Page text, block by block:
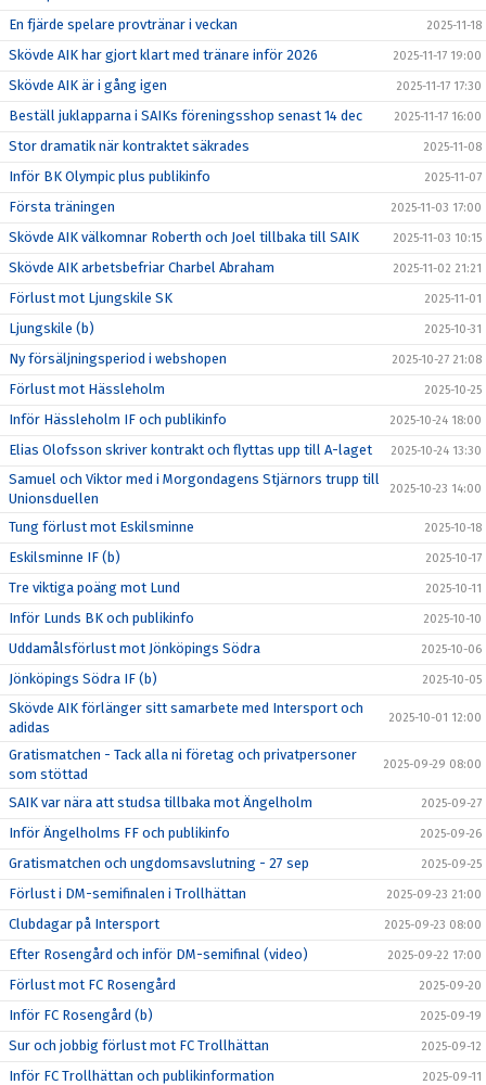
En fjärde spelare provtränar i veckan 2025-11-18
Skövde AIK har gjort klart med tränare inför 2026 2025-11-17 19:00
Skövde AIK är i gång igen 2025-11-17 17:30
Beställ juklapparna i SAIKs föreningsshop senast 14 dec 2025-11-17 16:00
Stor dramatik när kontraktet säkrades 2025-11-08
Inför BK Olympic plus publikinfo 2025-11-07
Första träningen 2025-11-03 17:00
Skövde AIK välkomnar Roberth och Joel tillbaka till SAIK 2025-11-03 10:15
Skövde AIK arbetsbefriar Charbel Abraham 2025-11-02 21:21
Förlust mot Ljungskile SK 2025-11-01
Ljungskile (b) 2025-10-31
Ny försäljningsperiod i webshopen 2025-10-27 21:08
Förlust mot Hässleholm 2025-10-25
Inför Hässleholm IF och publikinfo 2025-10-24 18:00
Elias Olofsson skriver kontrakt och flyttas upp till A-laget 2025-10-24 13:30
Samuel och Viktor med i Morgondagens Stjärnors trupp till
Unionsduellen
2025-10-23 14:00
Tung förlust mot Eskilsminne 2025-10-18
Eskilsminne IF (b) 2025-10-17
Tre viktiga poäng mot Lund 2025-10-11
Inför Lunds BK och publikinfo 2025-10-10
Uddamålsförlust mot Jönköpings Södra 2025-10-06
Jönköpings Södra IF (b) 2025-10-05
Skövde AIK förlänger sitt samarbete med Intersport och
adidas
2025-10-01 12:00
Gratismatchen - Tack alla ni företag och privatpersoner
som stöttad
2025-09-29 08:00
SAIK var nära att studsa tillbaka mot Ängelholm 2025-09-27
Inför Ängelholms FF och publikinfo 2025-09-26
Gratismatchen och ungdomsavslutning - 27 sep 2025-09-25
Förlust i DM-semifinalen i Trollhättan 2025-09-23 21:00
Clubdagar på Intersport 2025-09-23 08:00
Efter Rosengård och inför DM-semifinal (video) 2025-09-22 17:00
Förlust mot FC Rosengård 2025-09-20
Inför FC Rosengård (b) 2025-09-19
Sur och jobbig förlust mot FC Trollhättan 2025-09-12
Inför FC Trollhättan och publikinformation 2025-09-11